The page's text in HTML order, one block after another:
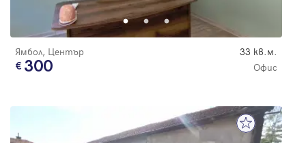
Ямбол, Център 33 кв.м.
300 Офис